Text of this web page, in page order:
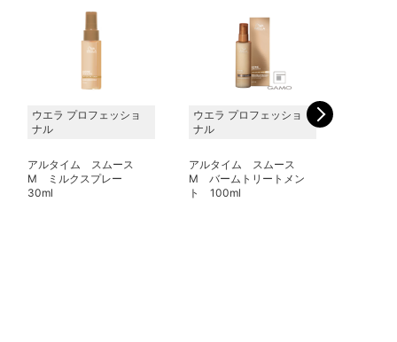
ウエラ プロフェッショ
ナル
アルタイム スムース
M ミルクスプレー
30ml
ウエラ プロフェッショ
ナル
アルタイム スムース
M バームトリートメン
ト 100ml